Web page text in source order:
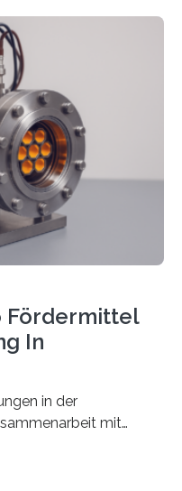
in einem
– inklusive der
Der
Energien-Anlagen
die Energiewende.
kann kein Strom
Erneuerbare-Energien-
Fördermittel
In
in der
mit
zu